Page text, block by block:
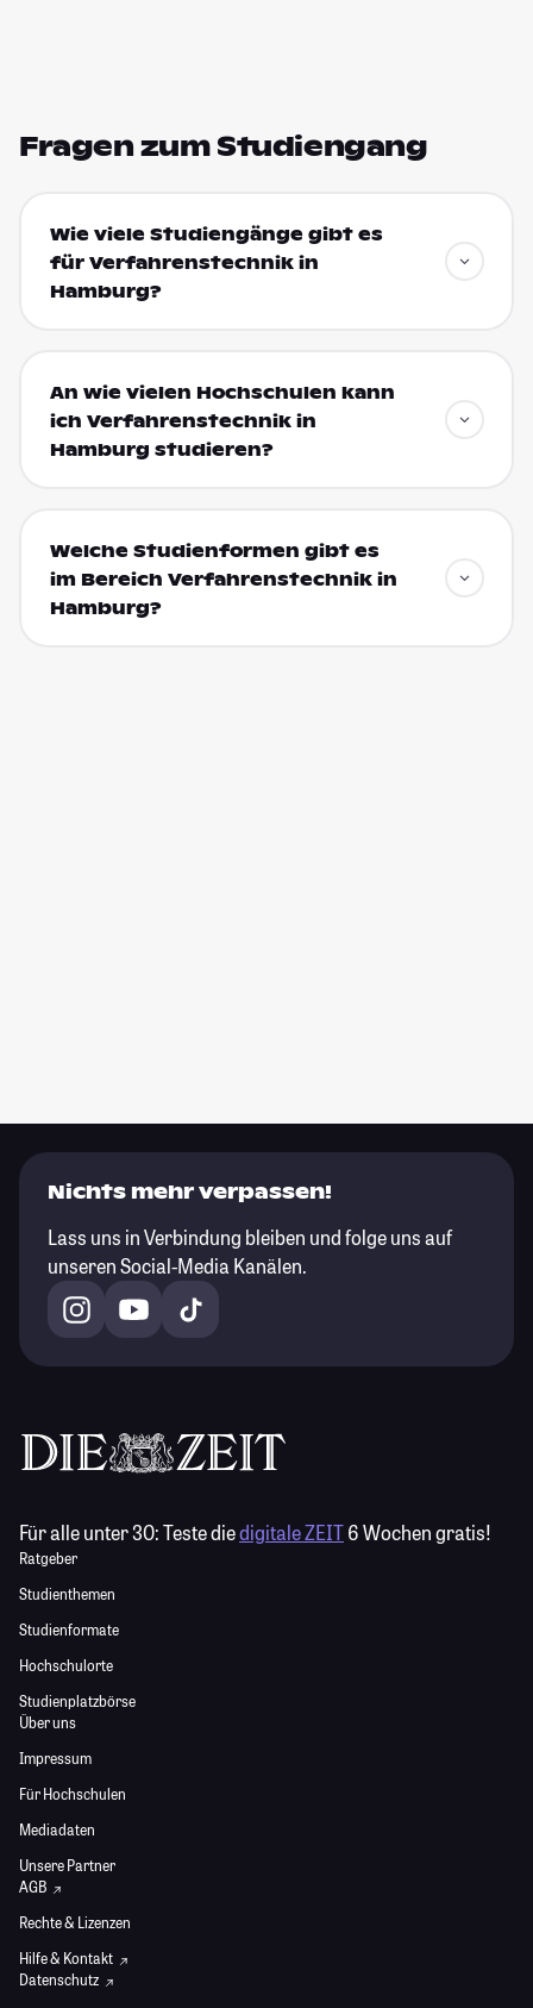
Fragen zum Studiengang
Wie viele Studiengänge gibt es
für Verfahrenstechnik in
Hamburg?
An wie vielen Hochschulen kann
ich Verfahrenstechnik in
Hamburg studieren?
Welche Studienformen gibt es
im Bereich Verfahrenstechnik in
Hamburg?
Nichts mehr verpassen!
Lass uns in Verbindung bleiben und folge uns auf
unseren Social-Media Kanälen.
Für alle unter 30:Teste diedigitale ZEIT6 Wochen gratis!
Ratgeber
Studienthemen
Studienformate
Hochschulorte
Studienplatzbörse
Über uns
Impressum
Für Hochschulen
Mediadaten
Unsere Partner
AGB
Rechte & Lizenzen
Hilfe & Kontakt
Datenschutz